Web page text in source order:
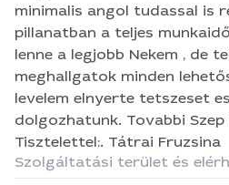
dolgozhatunk. Tovabbi Szep
Tátrai Fruzsina
minimalis angol tudassal is
pillanatban a teljes
lenne a legjobb Nekem , de
meghallgatok minden
levelem elnyerte tetszeset
dolgozhatunk. Tovabbi Szep
Tisztelettel:. Tátrai Fruzsina
Szolgáltatási terület és